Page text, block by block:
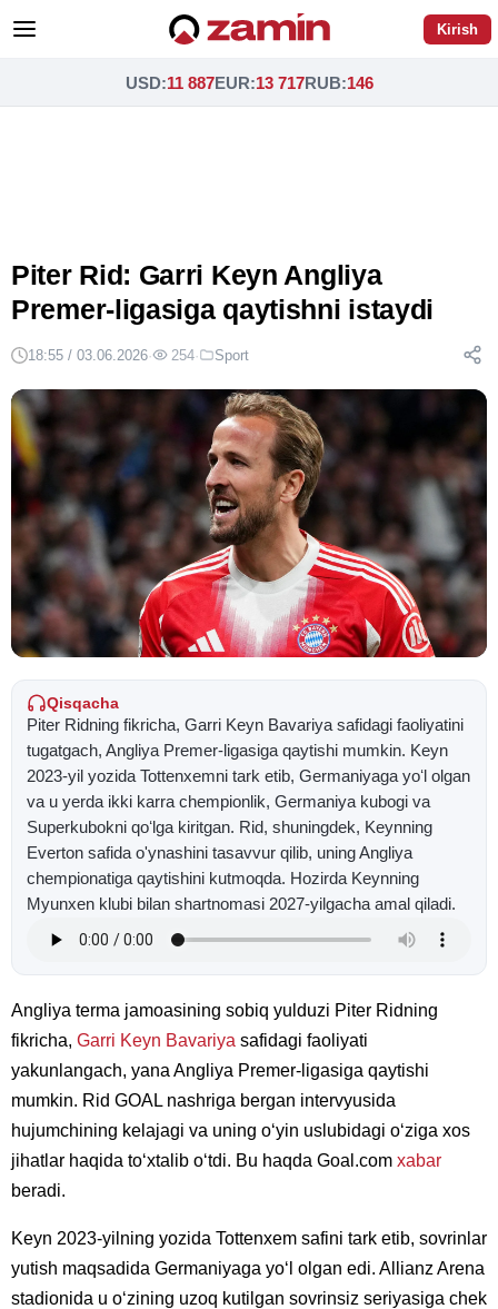
Kirish
USD:11 887EUR:13 717RUB:146
Piter Rid: Garri Keyn Angliya
Premer-ligasiga qaytishni istaydi
18:55 / 03.06.2026· 254· Sport
Qisqacha
Piter Ridning fikricha, Garri Keyn Bavariya safidagi faoliyatini
tugatgach, Angliya Premer-ligasiga qaytishi mumkin. Keyn
2023-yil yozida Tottenxemni tark etib, Germaniyaga yoʻl olgan
va u yerda ikki karra chempionlik, Germaniya kubogi va
Superkubokni qoʻlga kiritgan. Rid, shuningdek, Keynning
Everton safida o'ynashini tasavvur qilib, uning Angliya
chempionatiga qaytishini kutmoqda. Hozirda Keynning
Myunxen klubi bilan shartnomasi 2027-yilgacha amal qiladi.
Angliya terma jamoasining sobiq yulduzi Piter Ridning
fikricha, Garri Keyn Bavariya safidagi faoliyati
yakunlangach, yana Angliya Premer-ligasiga qaytishi
mumkin. Rid GOAL nashriga bergan intervyusida
hujumchining kelajagi va uning oʻyin uslubidagi oʻziga xos
jihatlar haqida toʻxtalib oʻtdi. Bu haqda Goal.com xabar
beradi.
Keyn 2023-yilning yozida Tottenxem safini tark etib, sovrinlar
yutish maqsadida Germaniyaga yoʻl olgan edi. Allianz Arena
stadionida u oʻzining uzoq kutilgan sovrinsiz seriyasiga chek